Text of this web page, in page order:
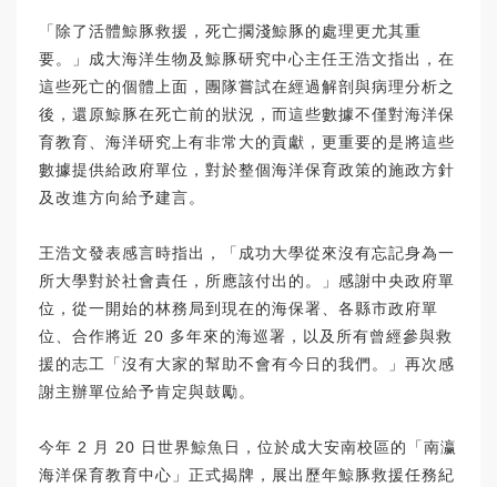
「除了活體鯨豚救援，死亡擱淺鯨豚的處理更尤其重
要。」成大海洋生物及鯨豚研究中心主任王浩文指出，在
這些死亡的個體上面，團隊嘗試在經過解剖與病理分析之
後，還原鯨豚在死亡前的狀況，而這些數據不僅對海洋保
育教育、海洋研究上有非常大的貢獻，更重要的是將這些
數據提供給政府單位，對於整個海洋保育政策的施政方針
及改進方向給予建言。
王浩文發表感言時指出，「成功大學從來沒有忘記身為一
所大學對於社會責任，所應該付出的。」感謝中央政府單
位，從一開始的林務局到現在的海保署、各縣市政府單
位、合作將近 20 多年來的海巡署，以及所有曾經參與救
援的志工「沒有大家的幫助不會有今日的我們。」再次感
謝主辦單位給予肯定與鼓勵。
今年 2 月 20 日世界鯨魚日，位於成大安南校區的「南瀛
海洋保育教育中心」正式揭牌，展出歷年鯨豚救援任務紀